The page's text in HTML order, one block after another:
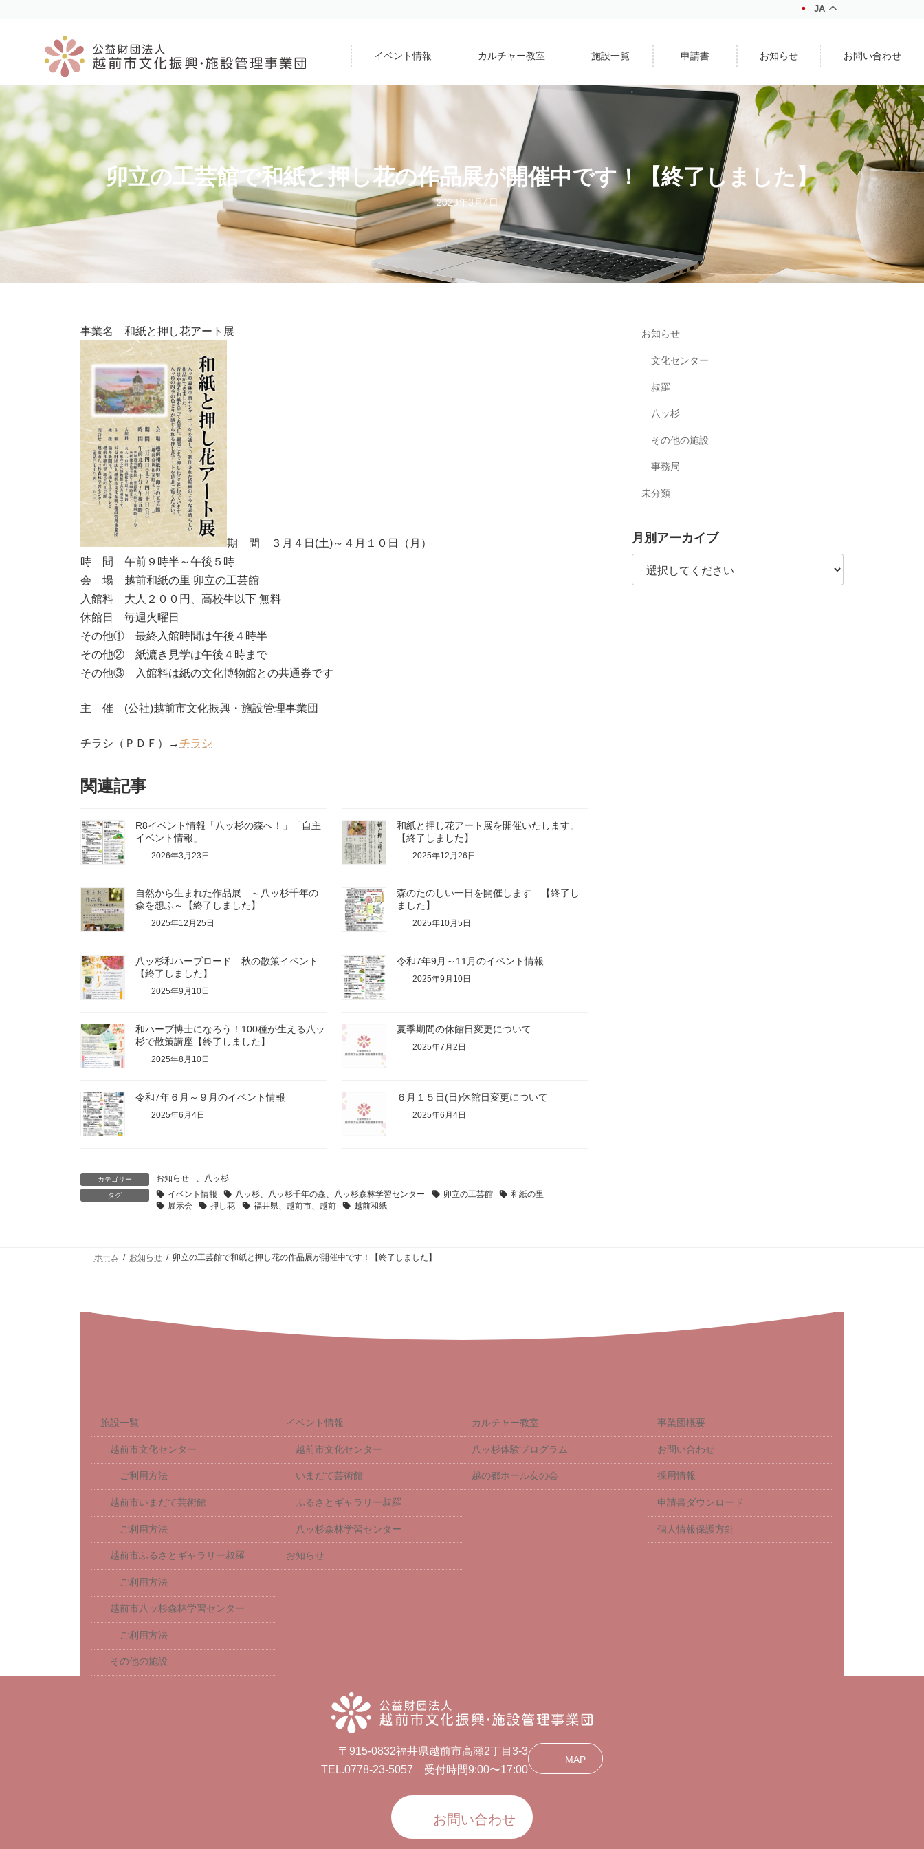
ス
ッ
プ
ン
移
動
JA
イベント情報 カルチャー教室 施設一覧 申請書 お知らせ お問い合わせ
卯立の工芸館で和紙と押し花の作品展が開催中です！【終了しました】
2023年3月4日
事業名 和紙と押し花アート展
期 間 ３月４日(土)～４月１０日（月）
時 間 午前９時半～午後５時
会 場 越前和紙の里 卯立の工芸館
入館料 大人２００円、高校生以下 無料
休館日 毎週火曜日
その他① 最終入館時間は午後４時半
その他② 紙漉き見学は午後４時まで
その他③ 入館料は紙の文化博物館との共通券です
主 催 (公社)越前市文化振興・施設管理事業団
チラシ（ＰＤＦ）→ チラシ
関連記事
R8イベント情報「八ッ杉の森へ！」「自主
イベント情報」
2026年3月23日
和紙と押し花アート展を開催いたします。
【終了しました】
2025年12月26日
自然から生まれた作品展 ～八ッ杉千年の
森を想ふ～【終了しました】
2025年12月25日
森のたのしい一日を開催します 【終了し
ました】
2025年10月5日
八ッ杉和ハーブロード 秋の散策イベント
【終了しました】
2025年9月10日
令和7年9月～11月のイベント情報
2025年9月10日
和ハーブ博士になろう！100種が生える八ッ
杉で散策講座【終了しました】
2025年8月10日
夏季期間の休館日変更について
2025年7月2日
令和7年６月～９月のイベント情報
2025年6月4日
６月１５日(日)休館日変更について
2025年6月4日
カテゴリー お知らせ 八ッ杉
タグ イベント情報 八ッ杉、八ッ杉千年の森、八ッ杉森林学習センター 卯立の工芸館
和紙の里
展示会
押し花 福井県、越前市、越前 越前和紙
お知らせ
文化センター
叔羅
八ッ杉
その他の施設
事務局
未分類
月別アーカイブ
ホーム お知らせ 卯立の工芸館で和紙と押し花の作品展が開催中です！【終了しました】
施設一覧
越前市文化センター
ご利用方法
越前市いまだて芸術館
ご利用方法
越前市ふるさとギャラリー叔羅
ご利用方法
越前市八ッ杉森林学習センター
ご利用方法
その他の施設
イベント情報
越前市文化センター
いまだて芸術館
ふるさとギャラリー叔羅
八ッ杉森林学習センター
お知らせ
カルチャー教室
八ッ杉体験プログラム
越の都ホール友の会
事業団概要
お問い合わせ
採用情報
申請書ダウンロード
個人情報保護方針
〒915-0832福井県越前市高瀬2丁目3-3
TEL.0778-23-5057 受付時間9:00〜17:00
MAP
お問い合わせ